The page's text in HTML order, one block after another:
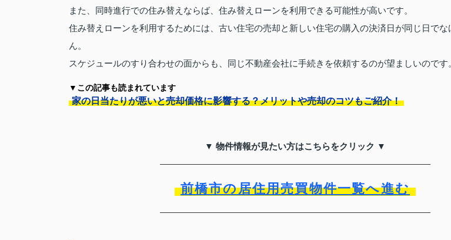
また、同時進行での住み替えならば、住み替えローンを利用できる可能性が高いです。
住み替えローンを利用するためには、古い住宅の売却と新しい住宅の購入の決済日が同じ日で
ん。
スケジュールのすり合わせの面からも、同じ不動産会社に手続きを依頼するのが望ましいのです
▼この記事も読まれています
家の日当たりが悪いと売却価格に影響する？メリットや売却のコツもご紹介！
▼ 物件情報が見たい方はこちらをクリック ▼
前橋市の居住用売買物件一覧へ進む